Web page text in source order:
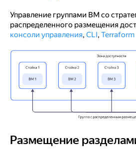
Управление группами ВМ со
распределенного размещения
консоли управления, CLI, Terraform
Размещение разделами
Размещение